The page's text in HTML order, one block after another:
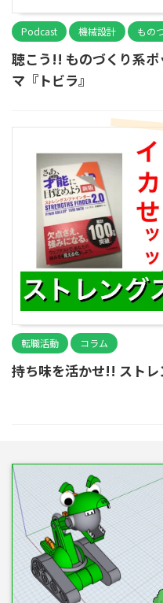
Podcast 機械設計 もの
聴こう!! ものづくり系
マ『トビラ』
転職活動 コラム
持ち味を活かせ!! スト